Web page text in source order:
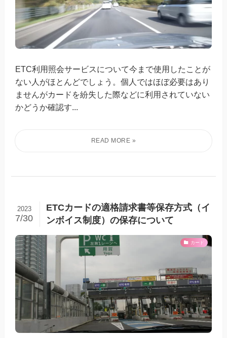
ETC利用照会サービスについて今まで使用したことが
ない人がほとんどでしょう。個人ではほぼ必要はあり
ませんがカードを紛失した際などに利用されていない
かどうか確認す...
ETCカードの適格請求書等保存方式（イ
ンボイス制度）の保存について
2023
7/30
カード